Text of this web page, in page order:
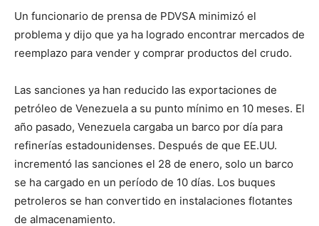
Un funcionario de prensa de PDVSA minimizó el
problema y dijo que ya ha logrado encontrar mercados de
reemplazo para vender y comprar productos del crudo.
Las sanciones ya han reducido las exportaciones de
petróleo de Venezuela a su punto mínimo en 10 meses. El
año pasado, Venezuela cargaba un barco por día para
refinerías estadounidenses. Después de que EE.UU.
incrementó las sanciones el 28 de enero, solo un barco
se ha cargado en un período de 10 días. Los buques
petroleros se han convertido en instalaciones flotantes
de almacenamiento.